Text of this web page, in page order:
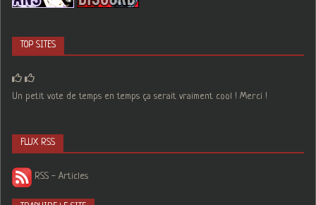
TOP SITES
Un petit vote de temps en temps ça serait vraiment cool ! Merci !
FLUX RSS
RSS - Articles